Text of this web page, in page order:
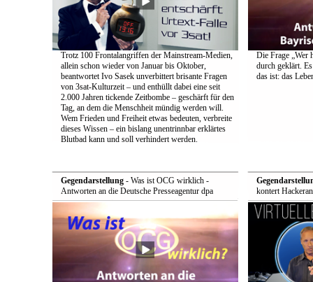
Trotz 100 Frontalangriffen der Mainstream-Medien,
allein schon wieder von Januar bis Oktober,
beantwortet Ivo Sasek unverbittert brisante Fragen
von 3sat-Kulturzeit – und enthüllt dabei eine seit
2.000 Jahren tickende Zeitbombe – geschärft für den
Tag, an dem die Menschheit mündig werden will.
Wem Frieden und Freiheit etwas bedeuten, verbreite
dieses Wissen – ein bislang unentrinnbar erklärtes
Blutbad kann und soll verhindert werden.
Die Frage „Wer
durch geklärt.
das ist: das
Gegendarstellung- Was ist OCG wirklich -
Antworten an die Deutsche Presseagentur dpa
kontert